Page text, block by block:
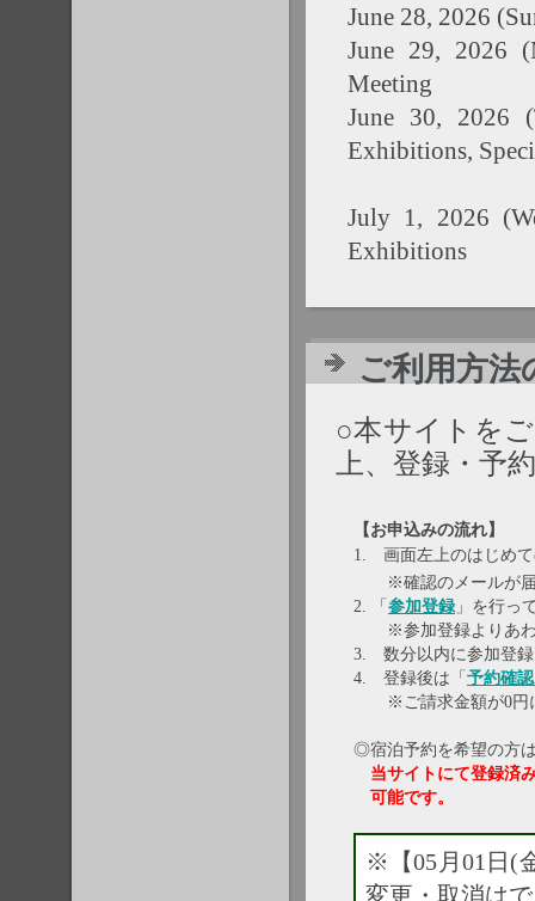
June 28, 2026
June 29, 2026
Meeting
June 30, 2026
Exhibitions,
July 1, 2026
Exhibitions
ご利用方法
○本サイトを
上、登録・予
【お申込みの流れ】
1. 画面左上のはじめ
※確認のメールが届
2. 「 参加登録」を行っ
※参加登録よりあわ
3. 数分以内に参加登録
4. 登録後は「 予約確
※ご請求金額が0円に
◎宿泊予約を希望の方
当サイトにて登録済
可能です。
※【05月01日(
変更・取消は